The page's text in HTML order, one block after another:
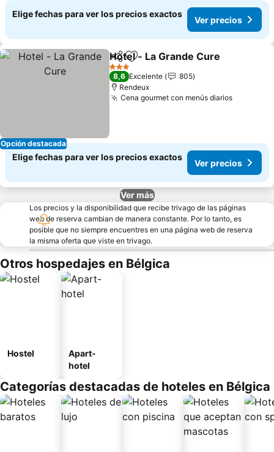
Elige fechas para ver los precios exactos
Ver precios
Opción destacada
CompartirAgregar a favoritos
Hotel - La Grande Cure
3 Estrellas
8,6 Excelente
805
Rendeux
Cena gourmet con menús diarios
Elige fechas para ver los precios exactos
Ver precios
Ver más
Los precios y la disponibilidad que recibe trivago de las páginas
web de reserva cambian de manera constante. Por lo tanto, es
posible que no siempre encuentres en una página web de reserva
la misma oferta que viste en trivago.
Otros hospedajes en Bélgica
Hostel
Apart-
hotel
Categorías destacadas de hoteles en Bélgica